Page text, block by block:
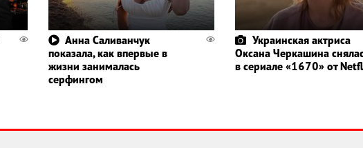
Анна Саливанчук
показала, как впервые в
жизни занималась
серфингом
Украинская актриса
Оксана Черкашина
в сериале «1670» от